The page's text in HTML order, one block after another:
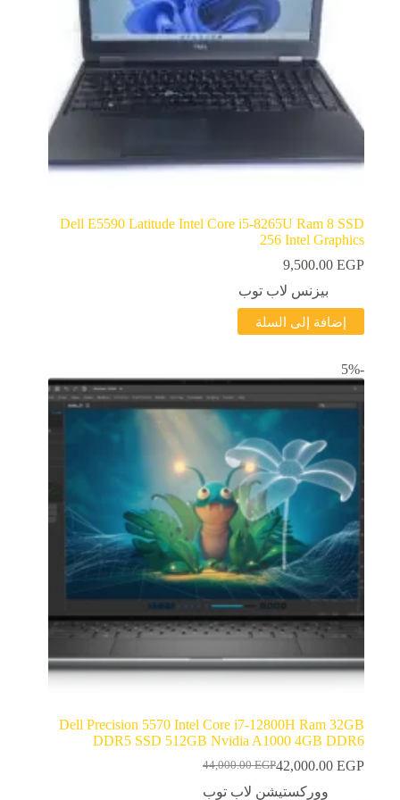
Dell E5590 Latitude Intel Core i5-8265U Ram 8 SSD
256 Intel Graphics
9,500.00 EGP
بيزنس لاب توب
إضافة إلى السلة
-5%
Dell Precision 5570 Intel Core i7-12800H Ram 32GB
DDR5 SSD 512GB Nvidia A1000 4GB DDR6
44,000.00EGP
السعر
الأصلي
42,000.00 EGP
السعر
الحالي
ووركستيشن لاب توب